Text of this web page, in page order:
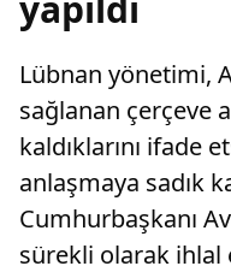
Lübnan yönetimi,
sağlanan çerçeve
kaldıklarını ifade
anlaşmaya sadık
Cumhurbaşkanı
sürekli olarak